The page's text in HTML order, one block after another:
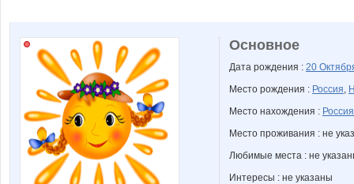
Основное
Дата рождения : 20
Место рождения : Россия,
Место нахождения : Россия
Место проживания : не
Любимые места : не
Интересы : не указаны